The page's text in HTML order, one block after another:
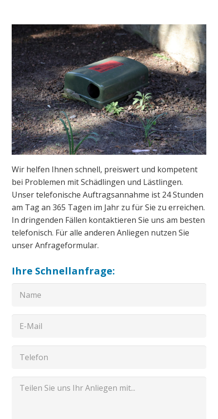
Wir helfen Ihnen schnell, preiswert und kompetent
bei Problemen mit Schädlingen und Lästlingen.
Unser telefonische Auftragsannahme ist 24 Stunden
am Tag an 365 Tagen im Jahr zu für Sie zu erreichen.
In dringenden Fällen kontaktieren Sie uns am besten
telefonisch. Für alle anderen Anliegen nutzen Sie
unser Anfrageformular.
Ihre Schnellanfrage: